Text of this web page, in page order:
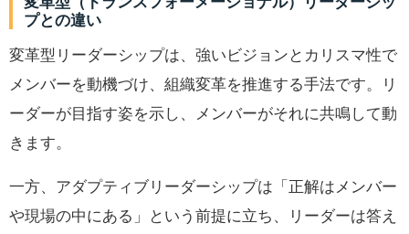
プとの違い
変革型リーダーシップは、強いビジョンとカリスマ性で
メンバーを動機づけ、組織変革を推進する手法です。リ
ーダーが目指す姿を示し、メンバーがそれに共鳴して動
きます。
一方、アダプティブリーダーシップは「正解はメンバー
や現場の中にある」という前提に立ち、リーダーは答え